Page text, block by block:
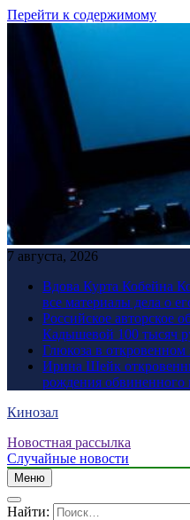
Перейти к содержимому
7 августа, 2026
Вдова Курта Кобейна
все материалы дела о
Российское авторское
Кадышевой 100 тысяч
Глюкоза в
Ирина Шейк
рождения обвиненного
Кинозал
Новостная рассылка
Случайные новости
Меню
Найти: